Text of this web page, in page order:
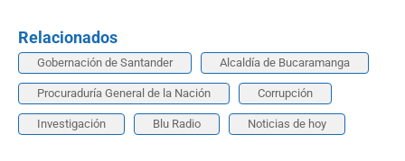
Relacionados
Gobernación de Santander Alcaldía de Bucaramanga
Procuraduría General de la Nación Corrupción
Investigación Blu Radio Noticias de hoy